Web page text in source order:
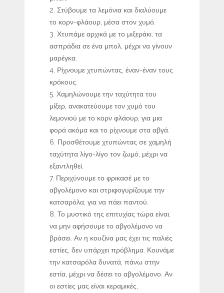
Στύβουμε τα λεμόνια και διαλύουμε
το κορν-φλάουρ, μέσα στον χυμό.
Χτυπάμε αρχικά με το μιξεράκι, τα
ασπράδια σε ένα μπολ, μέχρι να γίνουν
μαρέγκα.
Ρίχνουμε χτυπώντας, έναν-έναν τους
κρόκους.
Χαμηλώνουμε την ταχύτητα του
μίξερ, ανακατεύουμε τον χυμό του
λεμονιού με το κορν φλάουρ, για μια
φορά ακόμα και το ρίχνουμε στα αβγά.
Προσθέτουμε χτυπώντας σε χαμηλή
ταχύτητα λίγο-λίγο τον ζωμό, μέχρι να
εξαντληθεί.
Περιχύνουμε το φρικασέ με το
αβγολέμονο και στριφογυρίζουμε την
κατσαρόλα, για να πάει παντού.
Το μυστικό της επιτυχίας τώρα είναι,
να μην αφήσουμε το αβγολέμονο να
βράσει. Αν η κουζίνα μας έχει τις παλιές
εστίες, δεν υπάρχει πρόβλημα. Κουνάμε
την κατσαρόλα δυνατά, πάνω στην
εστία, μέχρι να δέσει το αβγολέμονο. Αν
οι εστίες μας είναι κεραμικές,